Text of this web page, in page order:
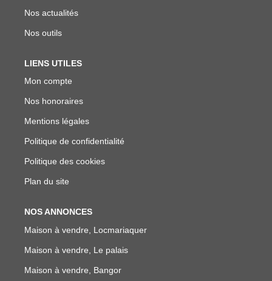
Nos actualités
Nos outils
LIENS UTILES
Mon compte
Nos honoraires
Mentions légales
Politique de confidentialité
Politique des cookies
Plan du site
NOS ANNONCES
Maison à vendre, Locmariaquer
Maison à vendre, Le palais
Maison à vendre, Bangor